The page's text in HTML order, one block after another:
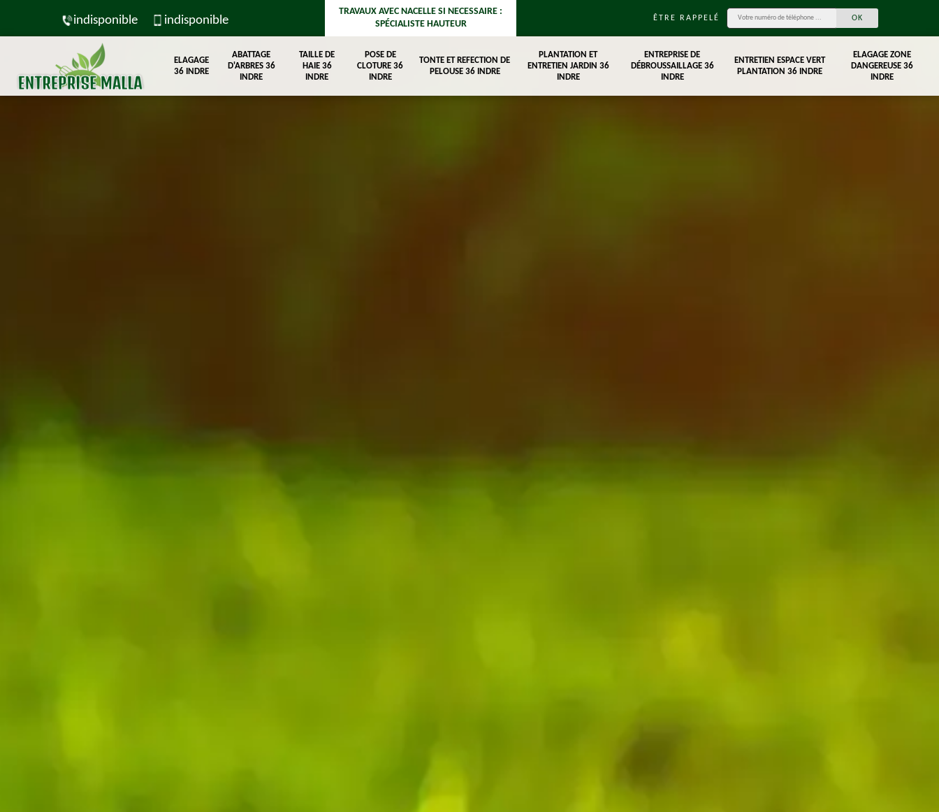
indisponible indisponible
TRAVAUX AVEC NACELLE SI NECESSAIRE :
SPÉCIALISTE HAUTEUR
ÊTRE RAPPELÉ
ELAGAGE
36 INDRE
ABATTAGE
D'ARBRES 36
INDRE
TAILLE DE
HAIE 36
INDRE
POSE DE
CLOTURE 36
INDRE
TONTE ET REFECTION DE
PELOUSE 36 INDRE
PLANTATION ET
ENTRETIEN JARDIN 36
INDRE
ENTREPRISE DE
DÉBROUSSAILLAGE 36
INDRE
ENTRETIEN ESPACE VERT
PLANTATION 36 INDRE
ELAGAGE ZONE
DANGEREUSE 36
INDRE